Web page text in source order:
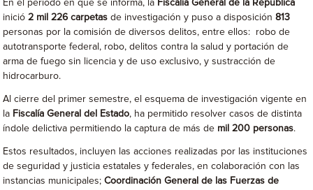
En el periodo en que se informa, la Fiscalía General de la República
inició2 mil 226 carpetasde investigación y puso a disposición813
personas por la comisión de diversos delitos, entre ellos: robo de
autotransporte federal, robo, delitos contra la salud y portación de
arma de fuego sin licencia y de uso exclusivo, y sustracción de
hidrocarburo.
Al cierre del primer semestre, el esquema de investigación vigente en
la Fiscalía General del Estado, ha permitido resolver casos de distinta
índole delictiva permitiendo la captura de más de mil 200 personas.
Estos resultados, incluyen las acciones realizadas por las instituciones
de seguridad y justicia estatales y federales, en colaboración con las
instancias municipales;Coordinación General de las Fuerzas de